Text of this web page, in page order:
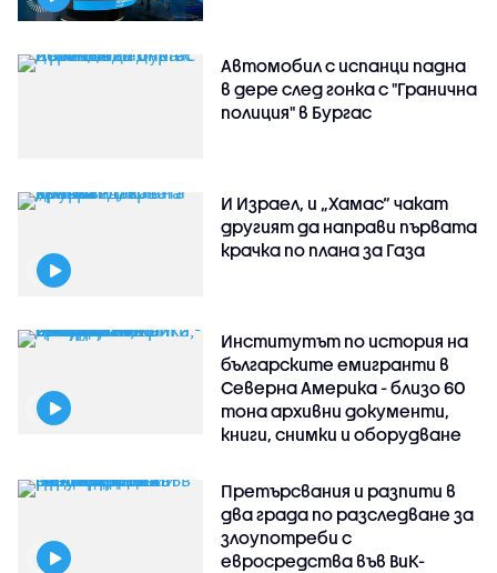
Автомобил с испанци падна
в дере след гонка с "Гранична
полиция" в Бургас
И Израел, и „Хамас“ чакат
другият да направи първата
крачка по плана за Газа
Институтът по история на
българските емигранти в
Северна Америка - близо 60
тона архивни документи,
книги, снимки и оборудване
Претърсвания и разпити в
два града по разследване за
злоупотреби с
евросредства във ВиК-